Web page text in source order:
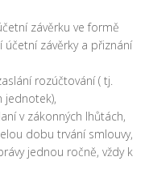
závěrku ve formě
účetní závěrky a přiznání
rozúčtování ( tj.
jednotek),
v zákonných lhůtách,
dobu trvání smlouvy,
jednou ročně, vždy k